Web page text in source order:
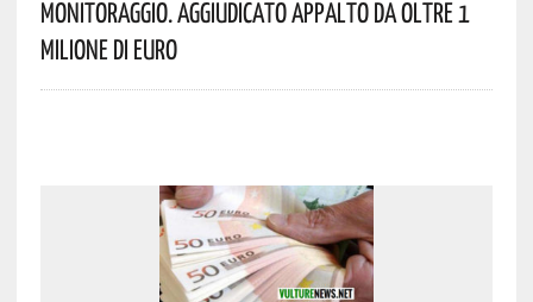
Monitoraggio. Aggiudicato Appalto Da Oltre 1
Milione Di Euro